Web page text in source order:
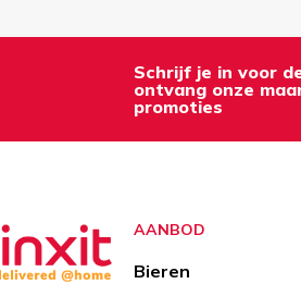
Schrijf je in voor
ontvang onze
promoties
AANBOD
Bieren